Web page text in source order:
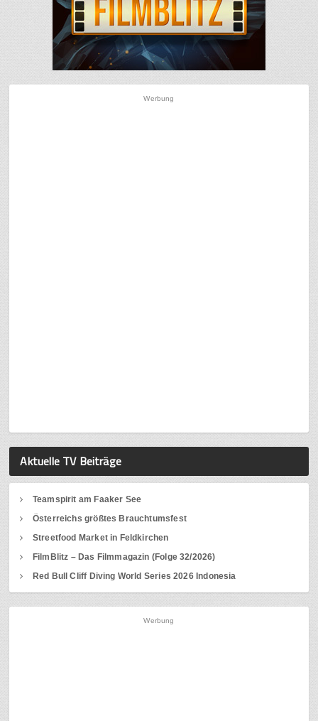
Werbung
Aktuelle TV Beiträge
Teamspirit am Faaker See
Österreichs größtes Brauchtumsfest
Streetfood Market in Feldkirchen
FilmBlitz – Das Filmmagazin (Folge 32/2026)
Red Bull Cliff Diving World Series 2026 Indonesia
Werbung